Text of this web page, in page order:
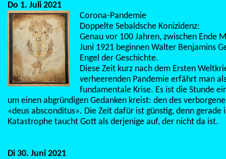
Do 1. Juli 2021
Corona-Pandemie
Doppelte Sebaldsche Konizidenz:
Genau vor 100 Jahren, zwischen Ende
Juni 1921 beginnen Walter Benjamins
Engel der Geschichte.
Diese Zeit kurz nach dem Ersten
verheerenden Pandemie erfährt man
fundamentale Krise. Es ist die Stunde
um einen abgründigen Gedanken kreist: den des
«deus absconditus». Die Zeit dafür ist günstig, denn gerade
Katastrophe taucht Gott als derjenige auf, der nicht da ist.
Di 30. Juni 2021